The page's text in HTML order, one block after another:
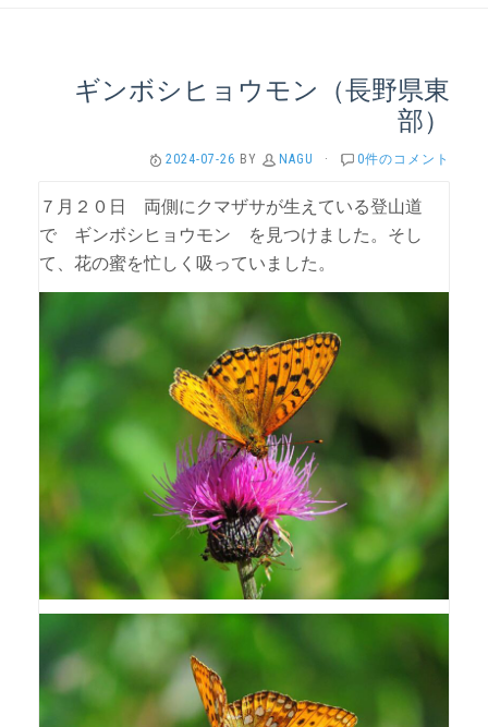
ギンボシヒョウモン（長野県東
部）
2024-07-26 BY NAGU · 0件のコメント
７月２０日 両側にクマザサが生えている登山道
で ギンボシヒョウモン を見つけました。そし
て、花の蜜を忙しく吸っていました。